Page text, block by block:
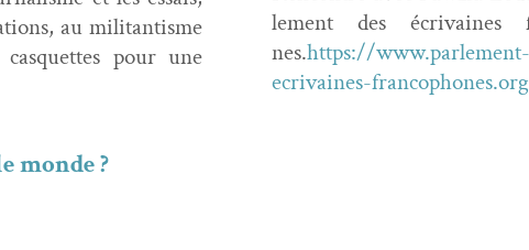
au mil­i­tan­tisme
pour une
monde ?
lement des écrivaines
nes.https://www.parlement-
ecrivaines-